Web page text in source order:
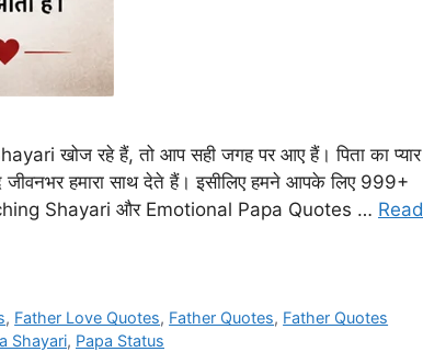
खोज रहे हैं, तो आप सही जगह पर आए हैं। पिता का प्यार
जीवनभर हमारा साथ देते हैं। इसीलिए हमने आपके लिए 999+
Shayari और Emotional Papa Quotes … Read
, Father Love Quotes, Father Quotes, Father Quotes
Shayari, Papa Status